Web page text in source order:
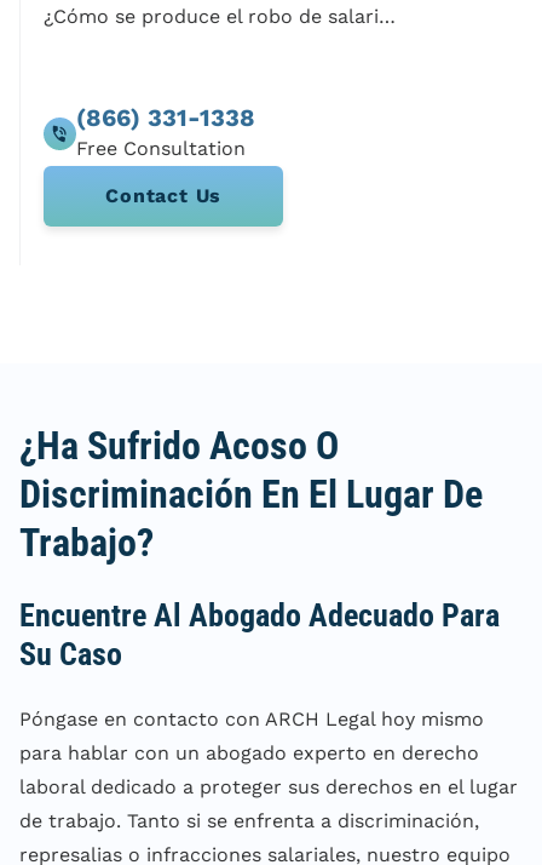
¿Cómo se produce el robo de salarios?
(866) 331-1338
Contact Us
¿Ha Sufrido Acoso O
Discriminación En El Lugar De
Trabajo?
Encuentre Al Abogado Adecuado Para
Su Caso
Póngase en contacto con ARCH Legal hoy mismo
para hablar con un abogado experto en derecho
laboral dedicado a proteger sus derechos en el lugar
de trabajo. Tanto si se enfrenta a discriminación,
represalias o infracciones salariales, nuestro equipo